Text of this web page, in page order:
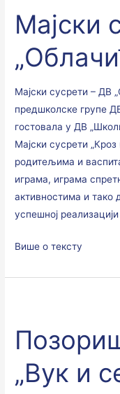
Мајски
Мајски сусрети – ДВ
предшколске групе
гостовала у ДВ
Мајски сусрети
родитељима и
играма, играма
активностима и тако
успешној реализацији
–
ДВ
„Облачић“
Више о тексту
„Вук и
„Вук
и
седам
јарића“